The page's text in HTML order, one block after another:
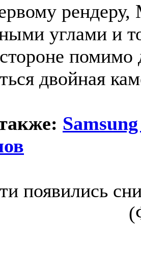
углами и
помимо
двойная